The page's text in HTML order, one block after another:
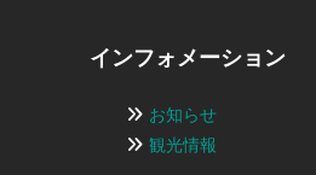
インフォメーション
お知らせ
観光情報